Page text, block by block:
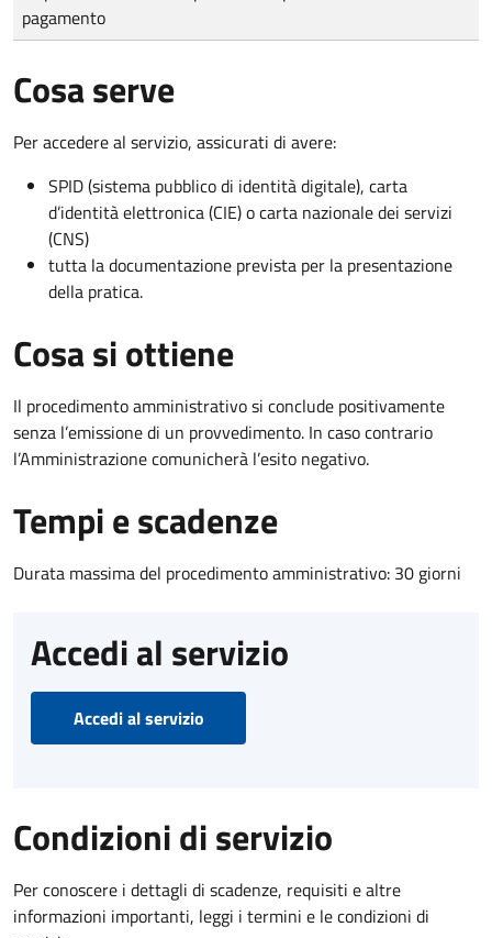
pagamento
Cosa serve
Per accedere al servizio, assicurati di avere:
SPID (sistema pubblico di identità digitale), carta
d’identità elettronica (CIE) o carta nazionale dei servizi
(CNS)
tutta la documentazione prevista per la presentazione
della pratica.
Cosa si ottiene
Il procedimento amministrativo si conclude positivamente
senza l’emissione di un provvedimento. In caso contrario
l’Amministrazione comunicherà l’esito negativo.
Tempi e scadenze
Durata massima del procedimento amministrativo: 30 giorni
Accedi al servizio
Accedi al servizio
Condizioni di servizio
Per conoscere i dettagli di scadenze, requisiti e altre
informazioni importanti, leggi i termini e le condizioni di